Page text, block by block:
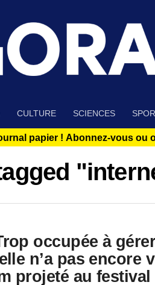
CULTURE SCIENCES
papier ! Abonnez-vous ou
occupée à gérer
n’a pas encore
projeté au festival